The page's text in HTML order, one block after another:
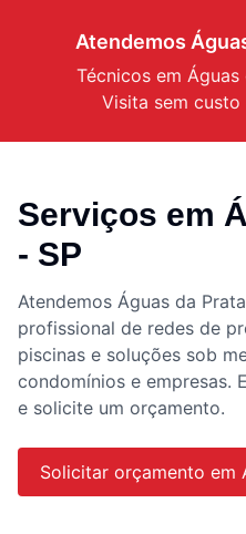
Atendemos
Técnicos em Águas
Visita sem
Serviços em
- SP
Atendemos Águas da Prata
profissional de redes de
piscinas e soluções sob
condomínios e empresas.
e solicite um orçamento.
Solicitar orçamento em